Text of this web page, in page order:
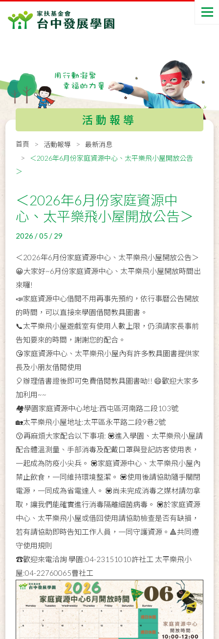
活動報導
首頁 活動報導
最新消息
＜2026年6月份家庭資源中心、太平樂飛小屋開放公告
＞
＜2026年6月份家庭資源中
心、太平樂飛小屋開放公告＞
2026 / 05 / 29
＜2026年6月份家庭資源中心、太平樂飛小屋開放公告＞
😀大家好~6月份家庭資源中心、太平樂飛小屋開放時間出
來囉!
📣家庭資源中心借閱不用再事先預約，依行事曆公告開放
的時間，可以直接來學園借閱教具圖書。
📞太平樂飛小屋遊戲室有使用人數上限，仍須請家長事前
告知要來的時間，謝謝您的配合。
😘家庭資源中心、太平樂飛小屋內有許多教具圖書提供家
長及小朋友借閱使用
🎈辦理借書證後即可免費借閱教具圖書呦!! 😄歡迎大家多
加利用~~
🏘學園家庭資源中心地址:西屯區河南路二段103號
🏡太平樂飛小屋地址:太平區永平路二段9巷2號
😗再麻煩大家配合以下事項: 💟進入學園、太平樂飛小屋請
配合體溫測量、手部消毒及配戴口罩與登記訪客使用表，
一起成為防疫小尖兵。 💟家庭資源中心、太平樂飛小屋內
禁止飲食，一同維持環境整潔。 💟使用後請協助隨手關閉
電源，一同成為省電達人。 💟尚未完成消毒之媒材請勿拿
取，讓我們能確實進行消毒隔離細菌病毒。 💟於家庭資源
中心、太平樂飛小屋或借回使用請協助檢查是否有缺損，
若有請協助即時告知工作人員，一同守護資源。🔺共同遵
守使用規則
☎️歡迎來電洽詢 學園:04-23151010許社工 太平樂飛小
屋:04-22760065曹社工